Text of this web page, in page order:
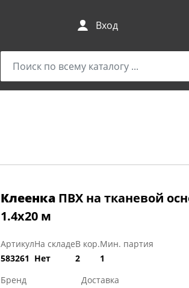
Вход
Клеенка ПВХ на тканевой
1.4х20 м
Артикул
583261
На складе
Нет
В кор.
2
Мин. партия
1
Бренд
Доставка